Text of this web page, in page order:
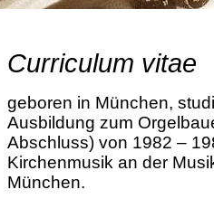
Curriculum vitae
geboren in München,
Ausbildung zum
Abschluss) von 1982 –
Kirchenmusik an der
München.